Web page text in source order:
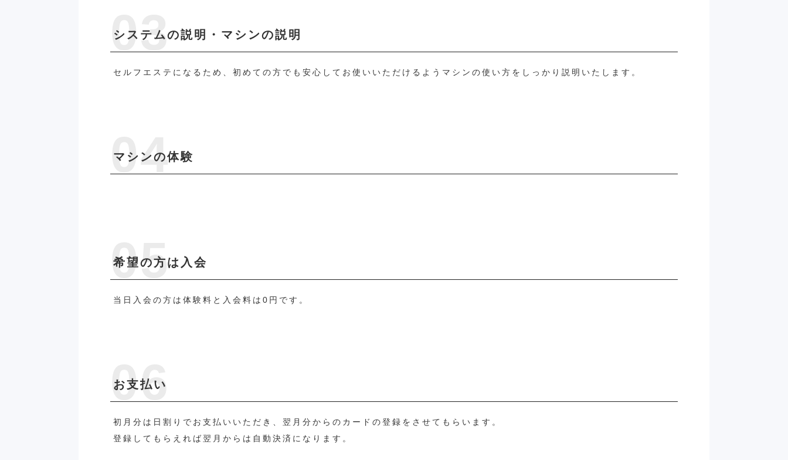
システムの説明・マシンの説明
セルフエステになるため、初めての方でも安心してお使いいただけるようマシンの使い方をしっかり説明いたします。
マシンの体験
希望の方は入会
当日入会の方は体験料と入会料は0円です。
お支払い
初月分は日割りでお支払いいただき、翌月分からのカードの登録をさせてもらいます。
登録してもらえれば翌月からは自動決済になります。